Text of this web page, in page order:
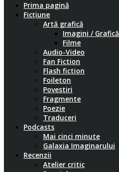
Prima pagină
Ficțiune
Artă grafică
Imagini / Grafică
Filme
Audio-Video
Fan Fiction
Flash fiction
Foileton
Povestiri
Fragmente
Poezie
Traduceri
Podcasts
Mai cinci minute
Galaxia Imaginarului
Recenzii
Atelier critic